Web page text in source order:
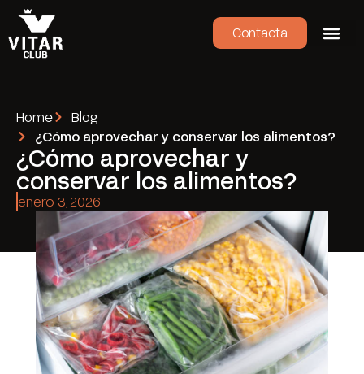
Contacta
Home
Blog
¿Cómo aprovechar y conservar los alimentos?
¿Cómo aprovechar y
conservar los alimentos?
enero 3, 2026